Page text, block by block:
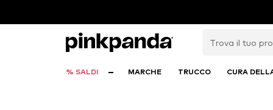
% SALDI MARCHE TRUCCO CURA